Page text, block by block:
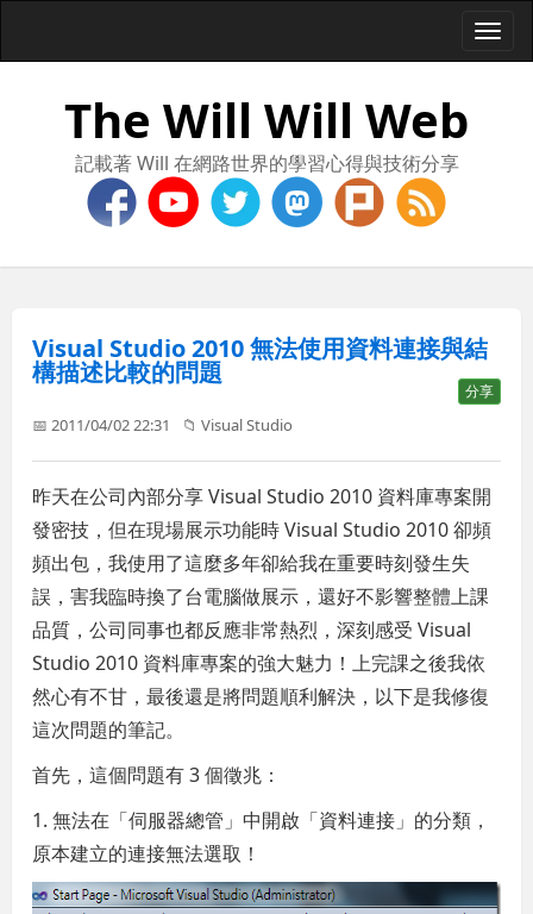
The Will Will Web
記載著 Will 在網路世界的學習心得與技術分享
Visual Studio 2010 無法使用資料連接與結
構描述比較的問題
分享
📅 2011/04/02 22:31 📁Visual Studio
昨天在公司內部分享 Visual Studio 2010 資料庫專案開
發密技，但在現場展示功能時 Visual Studio 2010 卻頻
頻出包，我使用了這麼多年卻給我在重要時刻發生失
誤，害我臨時換了台電腦做展示，還好不影響整體上課
品質，公司同事也都反應非常熱烈，深刻感受 Visual
Studio 2010 資料庫專案的強大魅力！上完課之後我依
然心有不甘，最後還是將問題順利解決，以下是我修復
這次問題的筆記。
首先，這個問題有 3 個徵兆：
1. 無法在「伺服器總管」中開啟「資料連接」的分類，
原本建立的連接無法選取！